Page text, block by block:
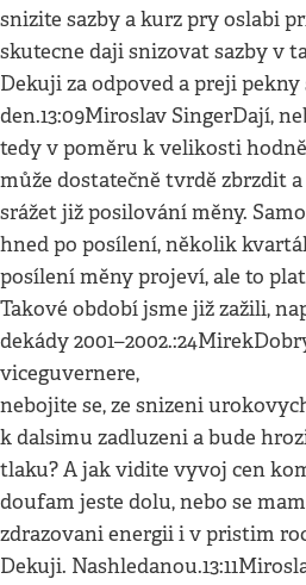
snizite sazby a kurz pry oslabi
skutecne daji snizovat sazby v
Dekuji za odpoved a preji
den.13:09Miroslav SingerDají,
tedy v poměru k velikosti
může dostatečně tvrdě zbrzdit
srážet již posilování měny.
hned po posílení, několik
posílení měny projeví, ale to
Takové období jsme již zažili,
dekády
viceguvernere,
nebojite se, ze snizeni
k dalsimu zadluzeni a bude
tlaku? A jak vidite vyvoj cen
doufam jeste dolu, nebo se
zdrazovani energii i v pristim
Dekuji.